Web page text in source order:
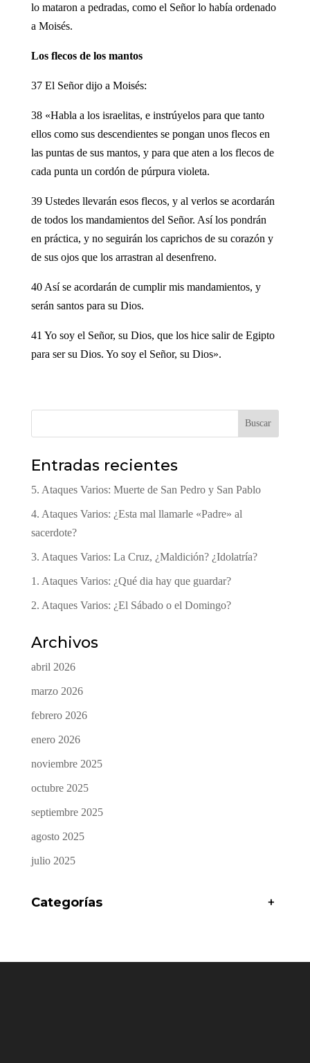
lo mataron a pedradas, como el Señor lo había ordenado
a Moisés.
Los flecos de los mantos
37 El Señor dijo a Moisés:
38 «Habla a los israelitas, e instrúyelos para que tanto
ellos como sus descendientes se pongan unos flecos en
las puntas de sus mantos, y para que aten a los flecos de
cada punta un cordón de púrpura violeta.
39 Ustedes llevarán esos flecos, y al verlos se acordarán
de todos los mandamientos del Señor. Así los pondrán
en práctica, y no seguirán los caprichos de su corazón y
de sus ojos que los arrastran al desenfreno.
40 Así se acordarán de cumplir mis mandamientos, y
serán santos para su Dios.
41 Yo soy el Señor, su Dios, que los hice salir de Egipto
para ser su Dios. Yo soy el Señor, su Dios».
Buscar
Entradas recientes
5. Ataques Varios: Muerte de San Pedro y San Pablo
4. Ataques Varios: ¿Esta mal llamarle «Padre» al
sacerdote?
3. Ataques Varios: La Cruz, ¿Maldición? ¿Idolatría?
1. Ataques Varios: ¿Qué dia hay que guardar?
2. Ataques Varios: ¿El Sábado o el Domingo?
Archivos
abril 2026
marzo 2026
febrero 2026
enero 2026
noviembre 2025
octubre 2025
septiembre 2025
agosto 2025
julio 2025
Categorías +